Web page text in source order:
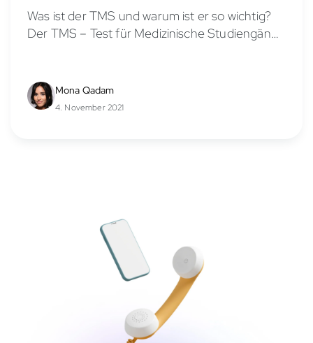
Was ist der TMS und warum ist er so wichtig?
Der TMS – Test für Medizinische Studiengänge
Deutschland. Der TMS...
Mona Qadam
4. November 2021